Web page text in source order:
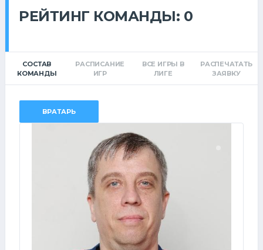
РЕЙТИНГ КОМАНДЫ: 0
СОСТАВ
КОМАНДЫ
РАСПИСАНИЕ
ИГР
ВСЕ ИГРЫ В
ЛИГЕ
РАСПЕЧАТАТЬ
ЗАЯВКУ
ВРАТАРЬ